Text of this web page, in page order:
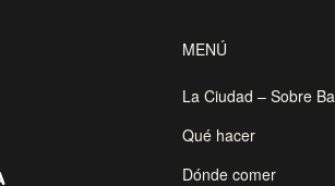
MENÚ
La Ciudad – Sobre
Qué hacer
Dónde comer